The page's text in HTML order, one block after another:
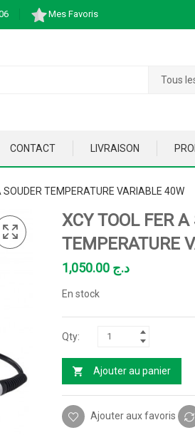
Mes Favoris
Tous
CONTACT LIVRAISON
SOUDER TEMPERATURE VARIABLE 40W
XCY TOOL FER A
TEMPERATURE
د.ج
En stock
Ajouter au panier
Ajouter aux favoris